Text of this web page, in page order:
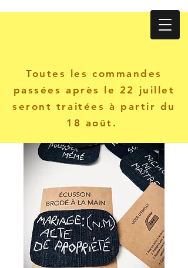
Toutes les commandes
passées après le 22 juillet
seront traitées à partir du
18 août.